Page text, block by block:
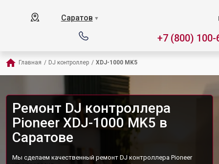
Саратов ▼
+7 (800) 100-
Главная / DJ контроллер / XDJ-1000 MK5
Ремонт DJ контроллера
Pioneer XDJ-1000 MK5 в
Саратове
Мы сделаем качественный ремонт DJ контроллера Pioneer